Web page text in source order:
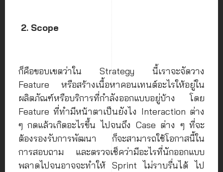
2. Scope
ก็คือขอบเขตว่าใน Strategy นี้เราจะจัดวาง
Feature หรือสร้างเนื้อหาคอนเทนต์อะไรให้อยู่ใน
ผลิตภัณฑ์หรือบริการที่กำลังออกแบบอยู่บ้าง โดย
Feature ที่ทำมีหน้าตาเป็นยังไง Interaction ต่าง
ๆ กดแล้วเกิดอะไรขึ้น ไปจนถึง Case ต่าง ๆ ที่จะ
ต้องรองรับการพัฒนา ก็จะสามารถใช้โอกาสนี้ใน
การสอบถาม และตรวจเช็คว่ามีอะไรที่นักออกแบบ
พลาดไปจนอาจจะทำให้ Sprint ไม่ราบรื่นได้ ไป